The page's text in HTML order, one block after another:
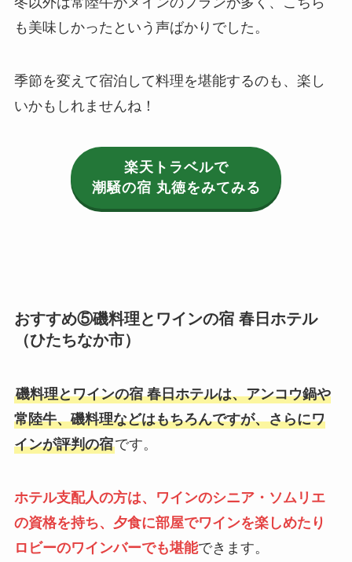
も美味しかったという声ばかりでした。
季節を変えて宿泊して料理を堪能するのも、楽し
いかもしれませんね！
楽天トラベルで
潮騒の宿 丸徳をみてみる
おすすめ⑤磯料理とワインの宿 春日ホテル
（ひたちなか市）
磯料理とワインの宿 春日ホテルは、アンコウ鍋や
常陸牛、磯料理などはもちろんですが、さらにワ
インが評判の宿です。
ホテル支配人の方は、ワインのシニア・ソムリエ
の資格を持ち、夕食に部屋でワインを楽しめたり
ロビーのワインバーでも堪能できます。